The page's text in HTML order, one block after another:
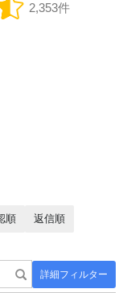
2,353件
詳細フィルター
順 返信順